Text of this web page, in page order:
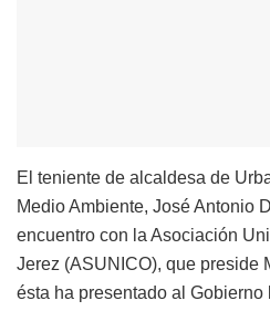
El teniente de alcaldesa de
Medio Ambiente, José Antonio
encuentro con la Asociación
Jerez (ASUNICO), que preside
ésta ha presentado al Gobierno